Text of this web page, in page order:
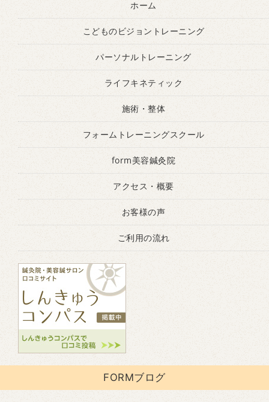
ホーム
こどものビジョントレーニング
パーソナルトレーニング
ライフキネティック
施術・整体
フォームトレーニングスクール
form美容鍼灸院
アクセス・概要
お客様の声
ご利用の流れ
FORMブログ